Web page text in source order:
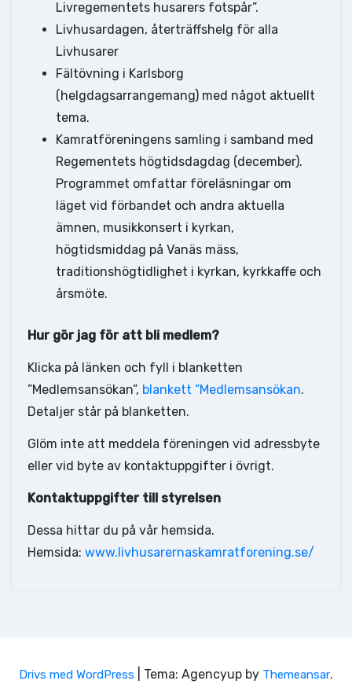
Livregementets husarers fotspår”.
Livhusardagen, återträffshelg för alla
Livhusarer
Fältövning i Karlsborg
(helgdagsarrangemang) med något aktuellt
tema.
Kamratföreningens samling i samband med
Regementets högtidsdagdag (december).
Programmet omfattar föreläsningar om
läget vid förbandet och andra aktuella
ämnen, musikkonsert i kyrkan,
högtidsmiddag på Vanäs mäss,
traditionshögtidlighet i kyrkan, kyrkkaffe och
årsmöte.
Hur gör jag för att bli medlem?
Klicka på länken och fyll i blanketten
”Medlemsansökan”, blankett ”Medlemsansökan.
Detaljer står på blanketten.
Glöm inte att meddela föreningen vid adressbyte
eller vid byte av kontaktuppgifter i övrigt.
Kontaktuppgifter till styrelsen
Dessa hittar du på vår hemsida.
Hemsida: www.livhusarernaskamratforening.se/
Drivs med WordPress Tema: Agencyup by Themeansar.